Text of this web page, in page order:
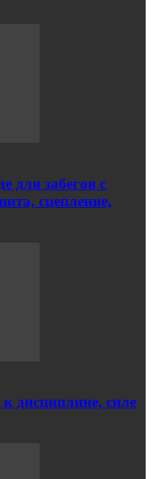
для забегов с
сцепление,
дисциплине, силе